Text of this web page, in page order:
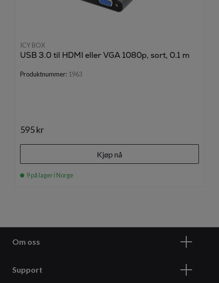
ICY BOX
USB 3.0 til HDMI eller VGA 1080p, sort, 0.1 m
Produktnummer: 1963
595 kr
Kjøp nå
9 på lager i Norge
Om oss
Support